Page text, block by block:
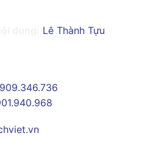
Lê Thành Tựu